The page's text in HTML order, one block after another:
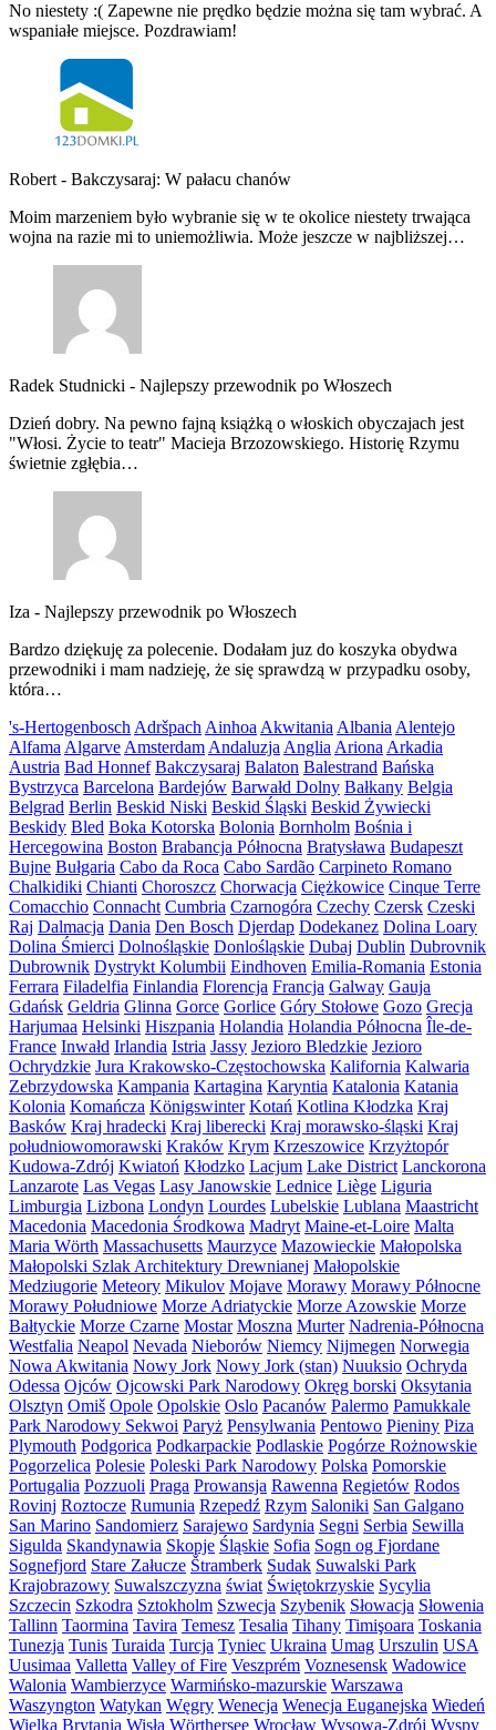
No niestety :( Zapewne nie prędko będzie można się tam wybrać. A
wspaniałe miejsce. Pozdrawiam!
Robert - Bakczysaraj: W pałacu chanów
Moim marzeniem było wybranie się w te okolice niestety trwająca
wojna na razie mi to uniemożliwia. Może jeszcze w najbliższej…
Radek Studnicki - Najlepszy przewodnik po Włoszech
Dzień dobry. Na pewno fajną książką o włoskich obyczajach jest
"Włosi. Życie to teatr" Macieja Brzozowskiego. Historię Rzymu
świetnie zgłębia…
Iza - Najlepszy przewodnik po Włoszech
Bardzo dziękuję za polecenie. Dodałam juz do koszyka obydwa
przewodniki i mam nadzieję, że się sprawdzą w przypadku osoby,
która…
's-Hertogenbosch Adršpach Ainhoa Akwitania Albania Alentejo
Alfama Algarve Amsterdam Andaluzja Anglia Ariona Arkadia
Austria Bad Honnef Bakczysaraj Balaton Balestrand Bańska
Bystrzyca Barcelona Bardejów Barwałd Dolny Bałkany Belgia
Belgrad Berlin Beskid Niski Beskid Śląski Beskid Żywiecki
Beskidy Bled Boka Kotorska Bolonia Bornholm Bośnia i
Hercegowina Boston Brabancja Północna Bratysława Budapeszt
Bujne Bułgaria Cabo da Roca Cabo Sardão Carpineto Romano
Chalkidiki Chianti Choroszcz Chorwacja Ciężkowice Cinque Terre
Comacchio Connacht Cumbria Czarnogóra Czechy Czersk Czeski
Raj Dalmacja Dania Den Bosch Djerdap Dodekanez Dolina Loary
Dolina Śmierci Dolnośląskie Donlośląskie Dubaj Dublin Dubrovnik
Dubrownik Dystrykt Kolumbii Eindhoven Emilia-Romania Estonia
Ferrara Filadelfia Finlandia Florencja Francja Galway Gauja
Gdańsk Geldria Glinna Gorce Gorlice Góry Stołowe Gozo Grecja
Harjumaa Helsinki Hiszpania Holandia Holandia Północna Île-de-
France Inwałd Irlandia Istria Jassy Jezioro Bledzkie Jezioro
Ochrydzkie Jura Krakowsko-Częstochowska Kalifornia Kalwaria
Zebrzydowska Kampania Kartagina Karyntia Katalonia Katania
Kolonia Komańcza Königswinter Kotań Kotlina Kłodzka Kraj
Basków Kraj hradecki Kraj liberecki Kraj morawsko-śląski Kraj
południowomorawski Kraków Krym Krzeszowice Krzyżtopór
Kudowa-Zdrój Kwiatoń Kłodzko Lacjum Lake District Lanckorona
Lanzarote Las Vegas Lasy Janowskie Lednice Liège Liguria
Limburgia Lizbona Londyn Lourdes Lubelskie Lublana Maastricht
Macedonia Macedonia Środkowa Madryt Maine-et-Loire Malta
Maria Wörth Massachusetts Maurzyce Mazowieckie Małopolska
Małopolski Szlak Architektury Drewnianej Małopolskie
Medziugorie Meteory Mikulov Mojave Morawy Morawy Północne
Morawy Południowe Morze Adriatyckie Morze Azowskie Morze
Bałtyckie Morze Czarne Mostar Moszna Murter Nadrenia-Północna
Westfalia Neapol Nevada Nieborów Niemcy Nijmegen Norwegia
Nowa Akwitania Nowy Jork Nowy Jork (stan) Nuuksio Ochryda
Odessa Ojców Ojcowski Park Narodowy Okręg borski Oksytania
Olsztyn Omiš Opole Opolskie Oslo Pacanów Palermo Pamukkale
Park Narodowy Sekwoi Paryż Pensylwania Pentowo Pieniny Piza
Plymouth Podgorica Podkarpackie Podlaskie Pogórze Rożnowskie
Pogorzelica Polesie Poleski Park Narodowy Polska Pomorskie
Portugalia Pozzuoli Praga Prowansja Rawenna Regietów Rodos
Rovinj Roztocze Rumunia Rzepedź Rzym Saloniki San Galgano
San Marino Sandomierz Sarajewo Sardynia Segni Serbia Sewilla
Sigulda Skandynawia Skopje Śląskie Sofia Sogn og Fjordane
Sognefjord Stare Załucze Štramberk Sudak Suwalski Park
Krajobrazowy Suwalszczyzna świat Świętokrzyskie Sycylia
Szczecin Szkodra Sztokholm Szwecja Szybenik Słowacja Słowenia
Tallinn Taormina Tavira Temesz Tesalia Tihany Timişoara Toskania
Tunezja Tunis Turaida Turcja Tyniec Ukraina Umag Urszulin USA
Uusimaa Valletta Valley of Fire Veszprém Voznesensk Wadowice
Walonia Wambierzyce Warmińsko-mazurskie Warszawa
Waszyngton Watykan Węgry Wenecja Wenecja Euganejska Wiedeń
Wielka Brytania Wisła Wörthersee Wrocław Wysowa-Zdrój Wyspy